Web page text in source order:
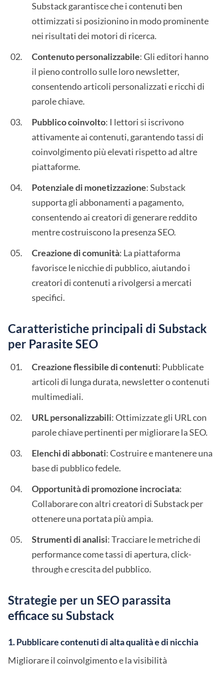
Substack garantisce che i contenuti ben
ottimizzati si posizionino in modo prominente
nei risultati dei motori di ricerca.
Contenuto personalizzabile: Gli editori hanno
il pieno controllo sulle loro newsletter,
consentendo articoli personalizzati e ricchi di
parole chiave.
Pubblico coinvolto: I lettori si iscrivono
attivamente ai contenuti, garantendo tassi di
coinvolgimento più elevati rispetto ad altre
piattaforme.
Potenziale di monetizzazione: Substack
supporta gli abbonamenti a pagamento,
consentendo ai creatori di generare reddito
mentre costruiscono la presenza SEO.
Creazione di comunità: La piattaforma
favorisce le nicchie di pubblico, aiutando i
creatori di contenuti a rivolgersi a mercati
specifici.
Caratteristiche principali di Substack
per Parasite SEO
Creazione flessibile di contenuti: Pubblicate
articoli di lunga durata, newsletter o contenuti
multimediali.
URL personalizzabili: Ottimizzate gli URL con
parole chiave pertinenti per migliorare la SEO.
Elenchi di abbonati: Costruire e mantenere una
base di pubblico fedele.
Opportunità di promozione incrociata:
Collaborare con altri creatori di Substack per
ottenere una portata più ampia.
Strumenti di analisi: Tracciare le metriche di
performance come tassi di apertura, click-
through e crescita del pubblico.
Strategie per un SEO parassita
efficace su Substack
1. Pubblicare contenuti di alta qualità e di nicchia
Migliorare il coinvolgimento e la visibilità